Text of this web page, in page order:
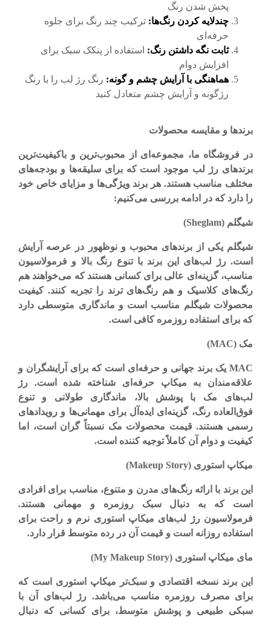
پخش شدن رنگ
چندلایه کردن رنگ‌ها: ترکیب چند رنگ برای جلوه
حرفه‌ای
ثابت نگه داشتن رنگ: استفاده از پنکک سبک برای
افزایش دوام
هماهنگی با آرایش چشم و گونه: رنگ رژ لب را با رنگ
رژگونه و آرایش چشم متعادل کنید
برندها و مقایسه محصولات
در فروشگاه ما، مجموعه‌ای از محبوب‌ترین و باکیفیت‌ترین
برندهای رژ لب موجود است که برای سلیقه‌ها و بودجه‌های
مختلف مناسب هستند. هر برند ویژگی‌ها و مزایای خاص خود
را دارد که در ادامه بررسی می‌کنیم:
شیگلم (Sheglam)
شیگلم یکی از برندهای محبوب و نوظهور در عرصه آرایش
است. رژ لب‌های این برند با تنوع رنگ بالا و فرمولاسیون
مناسب، گزینه‌ای عالی برای کسانی هستند که می‌خواهند هم
رنگ‌های کلاسیک و هم رنگ‌های ترند را تجربه کنند. کیفیت
محصولات شیگلم مناسب است و ماندگاری متوسطی دارد
که برای استفاده روزمره کافی است.
مک (MAC)
MAC یک برند جهانی و حرفه‌ای است که برای آرایشگران و
علاقه‌مندان به میکاپ حرفه‌ای شناخته شده است. رژ
لب‌های مک با پوشش بالا، ماندگاری طولانی و تنوع
فوق‌العاده رنگ، گزینه‌ای ایده‌آل برای مهمانی‌ها و رویدادهای
رسمی هستند. قیمت محصولات مک نسبتاً گران است، اما
کیفیت و دوام آن کاملاً توجیه کننده است.
میکاپ استوری (Makeup Story)
این برند با ارائه رنگ‌های مدرن و متنوع، مناسب برای افرادی
است که به دنبال سبک روزمره و مهمانی هستند.
فرمولاسیون رژ لب‌های میکاپ استوری نرم و راحت برای
استفاده روزانه است و قیمت آن در رده متوسط قرار دارد.
مای میکاپ استوری (My Makeup Story)
این برند نسخه اقتصادی و سبک‌تر میکاپ استوری است که
برای مصرف روزمره مناسب می‌باشد. رژ لب‌های آن با
سبکی طبیعی و پوشش متوسط، برای کسانی که دنبال